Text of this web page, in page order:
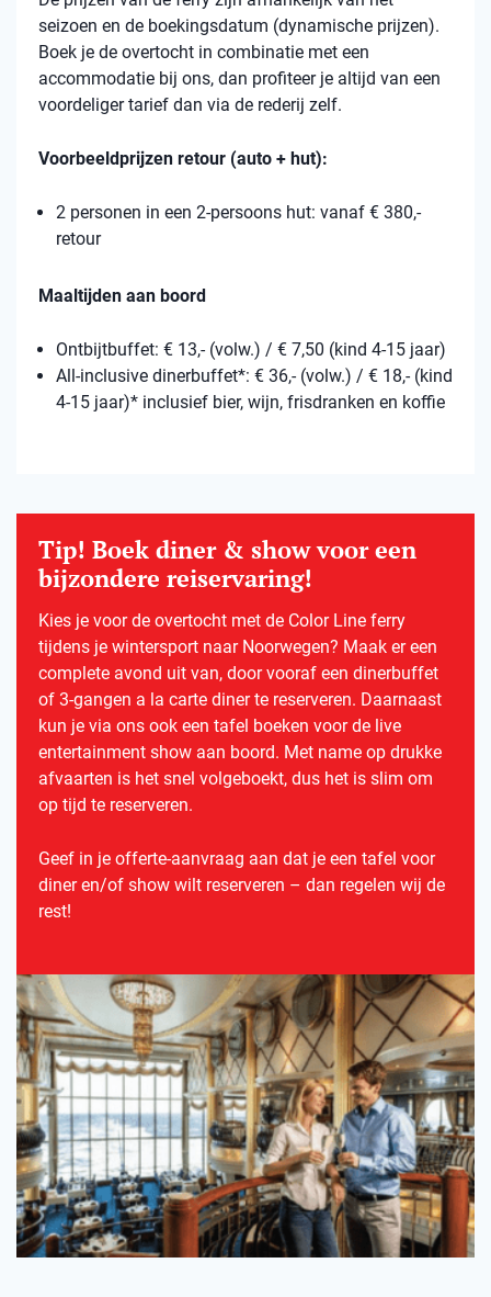
seizoen en de boekingsdatum (dynamische prijzen).
Boek je de overtocht in combinatie met een
accommodatie bij ons, dan profiteer je altijd van een
voordeliger tarief dan via de rederij zelf.
Voorbeeldprijzen retour (auto + hut):
2 personen in een 2-persoons hut: vanaf € 380,-
retour
Maaltijden aan boord
Ontbijtbuffet: € 13,- (volw.) / € 7,50 (kind 4-15 jaar)
All-inclusive dinerbuffet*: € 36,- (volw.) / € 18,- (kind
4-15 jaar)* inclusief bier, wijn, frisdranken en koffie
Tip! Boek diner & show voor een
bijzondere reiservaring!
Kies je voor de overtocht met de Color Line ferry
tijdens je wintersport naar Noorwegen? Maak er een
complete avond uit van, door vooraf een dinerbuffet
of 3-gangen a la carte diner te reserveren. Daarnaast
kun je via ons ook een tafel boeken voor de live
entertainment show aan boord. Met name op drukke
afvaarten is het snel volgeboekt, dus het is slim om
op tijd te reserveren.
Geef in je offerte-aanvraag aan dat je een tafel voor
diner en/of show wilt reserveren – dan regelen wij de
rest!